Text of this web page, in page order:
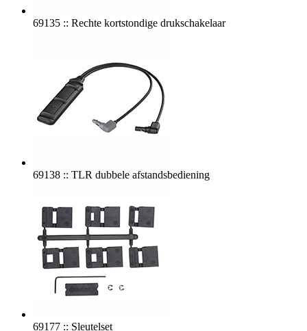
69135 :: Rechte kortstondige drukschakelaar
69138 :: TLR dubbele afstandsbediening
69177 :: Sleutelset